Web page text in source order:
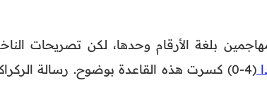
بلغة الأرقام وحدها، لكن تصريحات
(4-0) كسرت هذه القاعدة بوضوح. رسالة